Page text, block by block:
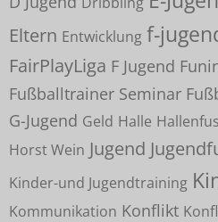
Eltern Entwicklung f-
FairPlayLiga F Jugend
Fußballtrainer Seminar
G-Jugend Geld Halle
Horst Wein Jugend
Kinder-und Jugendtraining
Kommunikation Konflikt